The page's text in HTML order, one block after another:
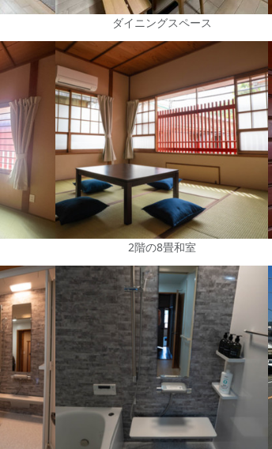
ダイニングスペース
2階の8畳和室